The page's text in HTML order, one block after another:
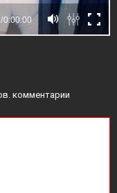
комментарии